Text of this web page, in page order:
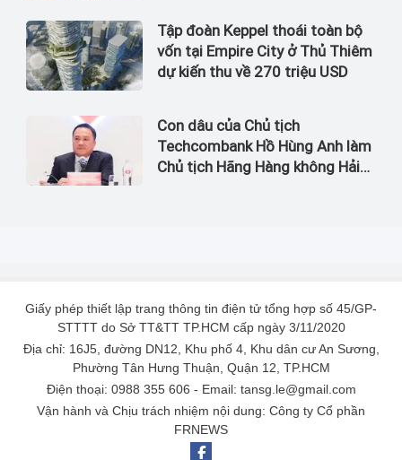
Tập đoàn Keppel thoái toàn bộ
vốn tại Empire City ở Thủ Thiêm
dự kiến thu về 270 triệu USD
Con dâu của Chủ tịch
Techcombank Hồ Hùng Anh làm
Chủ tịch Hãng Hàng không Hải
Giấy phép thiết lập trang thông tin điện tử tổng hợp số 45/GP-
STTTT do Sở TT&TT TP.HCM cấp ngày 3/11/2020
Địa chỉ: 16J5, đường DN12, Khu phố 4, Khu dân cư An Sương,
Phường Tân Hưng Thuận, Quận 12, TP.HCM
Điện thoại: 0988 355 606 - Email: tansg.le@gmail.com
Vận hành và Chịu trách nhiệm nội dung: Công ty Cổ phần
FRNEWS